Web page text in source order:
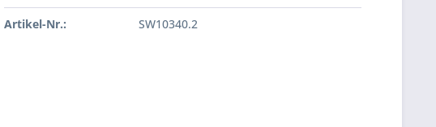
Artikel-Nr.: SW10340.2